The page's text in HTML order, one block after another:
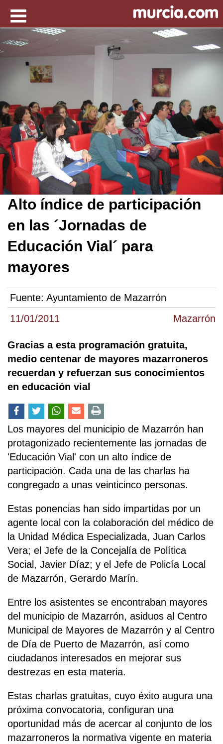
11/01/2011 Mazarrón
Alto índice de participación
en las ´Jornadas de
Educación Vial´ para
mayores
Fuente: Ayuntamiento de Mazarrón
Gracias a esta programación gratuita,
medio centenar de mayores mazarroneros
recuerdan y refuerzan sus conocimientos
en educación vial
Los mayores del municipio de Mazarrón han
protagonizado recientemente las jornadas de
'Educación Vial' con un alto índice de
participación. Cada una de las charlas ha
congregado a unas veinticinco personas.
Estas ponencias han sido impartidas por un
agente local con la colaboración del médico de
la Unidad Médica Especializada, Juan Carlos
Vera; el Jefe de la Concejalía de Política
Social, Javier Díaz; y el Jefe de Policía Local
de Mazarrón, Gerardo Marín.
Entre los asistentes se encontraban mayores
del municipio de Mazarrón, asiduos al Centro
Municipal de Mayores de Mazarrón y al Centro
de Día de Puerto de Mazarrón, así como
ciudadanos interesados en mejorar sus
destrezas en esta materia.
Estas charlas gratuitas, cuyo éxito augura una
próxima convocatoria, configuran una
oportunidad más de acercar al conjunto de los
mazarroneros la normativa vigente en materia